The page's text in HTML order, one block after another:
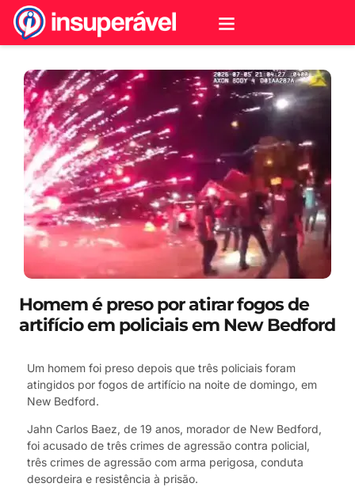
Homem é preso por atirar fogos de
artifício em policiais em New Bedford
Um homem foi preso depois que três policiais foram
atingidos por fogos de artifício na noite de domingo, em
New Bedford.
Jahn Carlos Baez, de 19 anos, morador de New Bedford,
foi acusado de três crimes de agressão contra policial,
três crimes de agressão com arma perigosa, conduta
desordeira e resistência à prisão.